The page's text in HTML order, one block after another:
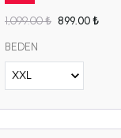
1,099.00 ₺ 899.00 ₺
BEDEN